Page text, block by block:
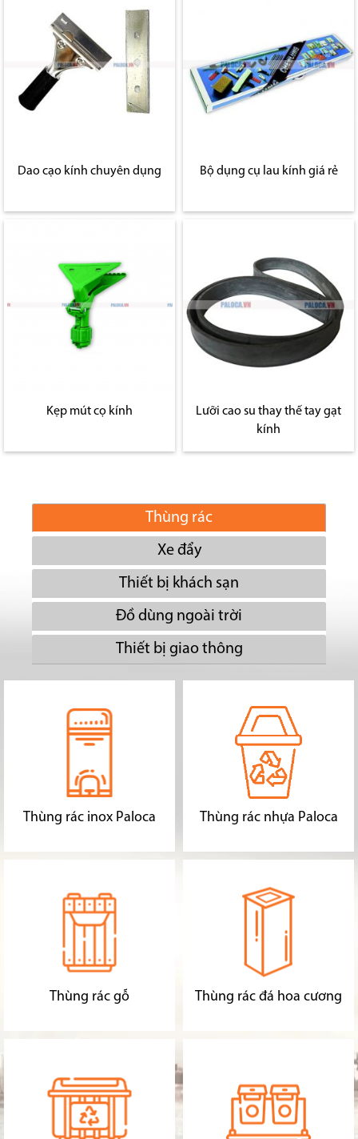
Dao cạo kính chuyên dụng Bộ dụng cụ lau kính giá rẻ
Kẹp mút cọ kính
Lưỡi cao su thay thế tay gạt
kính
Thùng rác
Xe đẩy
Thiết bị khách sạn
Đồ dùng ngoài trời
Thiết bị giao thông
Thùng rác inox Paloca Thùng rác nhựa Paloca
Thùng rác gỗ Thùng rác đá hoa cương